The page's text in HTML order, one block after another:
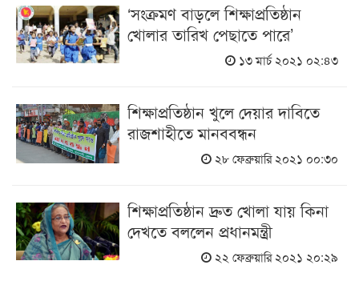
‘সংক্রমণ বাড়লে শিক্ষাপ্রতিষ্ঠান
খোলার তারিখ পেছাতে পারে’
১৩ মার্চ ২০২১ ০২:৪৩
শিক্ষাপ্রতিষ্ঠান খুলে দেয়ার দাবিতে
রাজশাহীতে মানববন্ধন
২৮ ফেব্রুয়ারি ২০২১ ০০:৩০
শিক্ষাপ্রতিষ্ঠান দ্রুত খোলা যায় কিনা
দেখতে বললেন প্রধানমন্ত্রী
২২ ফেব্রুয়ারি ২০২১ ২০:২৯